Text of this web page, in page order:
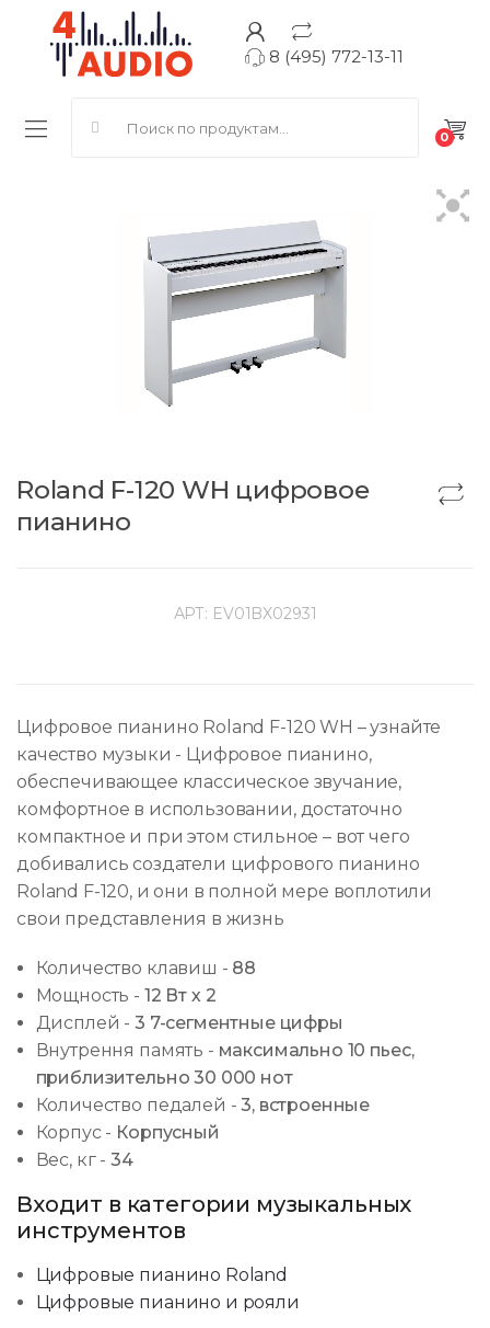
8 (495) 772-13-11
0
Roland F-120 WH цифровое
пианино
АРТ: EV01BX02931
Цифровое пианино Roland F-120 WH – узнайте
качество музыки - Цифровое пианино,
обеспечивающее классическое звучание,
комфортное в использовании, достаточно
компактное и при этом стильное – вот чего
добивались создатели цифрового пианино
Roland F-120, и они в полной мере воплотили
свои представления в жизнь
Количество клавиш - 88
Мощность - 12 Вт х 2
Дисплей -3 7-сегментные цифры
Внутрення память - максимально 10 пьес,
приблизительно 30 000 нот
Количество педалей -3, встроенные
Корпус - Корпусный
Вес, кг -34
Входит в категории музыкальных
инструментов
Цифровые пианино Roland
Цифровые пианино и рояли